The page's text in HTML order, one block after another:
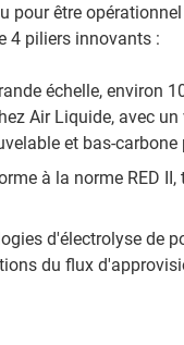
pour être
4 piliers innovants :
échelle, environ
Air Liquide, avec
et bas-carbone
à la norme RED
d'électrolyse de
du flux